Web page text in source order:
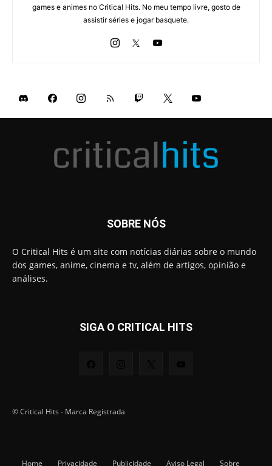
games e animes no Critical Hits. No meu tempo livre, gosto de
assistir séries e jogar basquete.
SOBRE NÓS
O Critical Hits é um site com notícias diárias sobre o mundo
dos games, anime, cinema e tv, além de artigos, opinião e
análises.
SIGA O CRITICAL HITS
© Critical Hits - Marca Registrada
Home Privacidade Publicidade Aviso Legal Sobre